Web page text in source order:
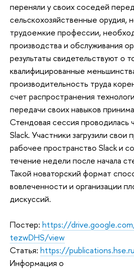
переняли у своих соседей
сельскохозяйственные орудия,
трудоемкие профессии,
производства и обслуживания
результаты свидетельствуют о
квалифицированные
производительность труда
счет распространения
передачи своих навыков
Стендовая сессия проводилась
Slack. Участники загрузили свои
рабочее пространство Slack и
течение недели после начала
Такой новаторский формат
вовлеченности и организации
дискуссий.
Постер: https://
tezwDHS/view
Статья: https://
Информация о